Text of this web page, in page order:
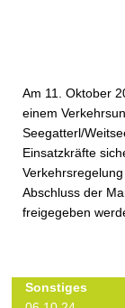
Am 11. Oktober
einem
Seegatterl/
Einsatzkräfte
Abschluss der
freigegeben
Sonstiges